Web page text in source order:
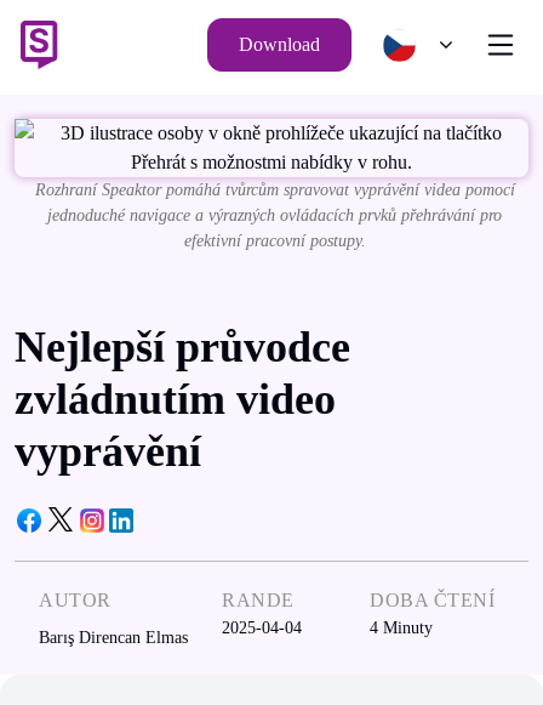
Download
Rozhraní Speaktor pomáhá tvůrcům spravovat vyprávění videa pomocí
jednoduché navigace a výrazných ovládacích prvků přehrávání pro
efektivní pracovní postupy.
Nejlepší průvodce
zvládnutím video
vyprávění
AUTOR
Barış Direncan Elmas
RANDE
2025-04-04
DOBA ČTENÍ
4 Minuty